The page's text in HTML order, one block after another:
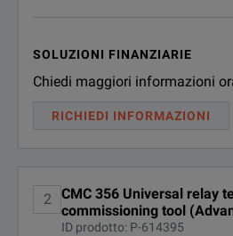
SOLUZIONI FINANZIARIE
Chiedi maggiori informazioni
RICHIEDI INFORMAZIONI
2
CMC 356 Universal relay
commissioning tool
ID prodotto: P-614395